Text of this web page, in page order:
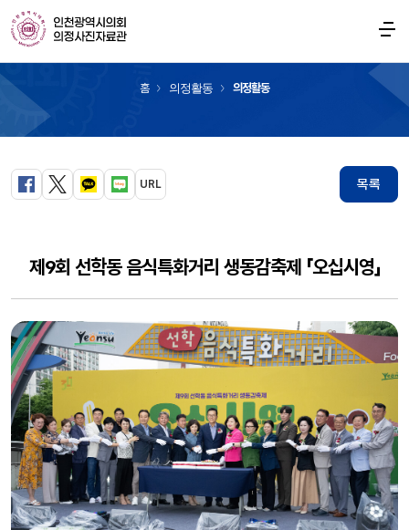
홈 의정활동 의정활동
페이스북
트위터카카오톡블로그
URL 목록
제9회 선학동 음식특화거리 생동감축제 「오십시영」